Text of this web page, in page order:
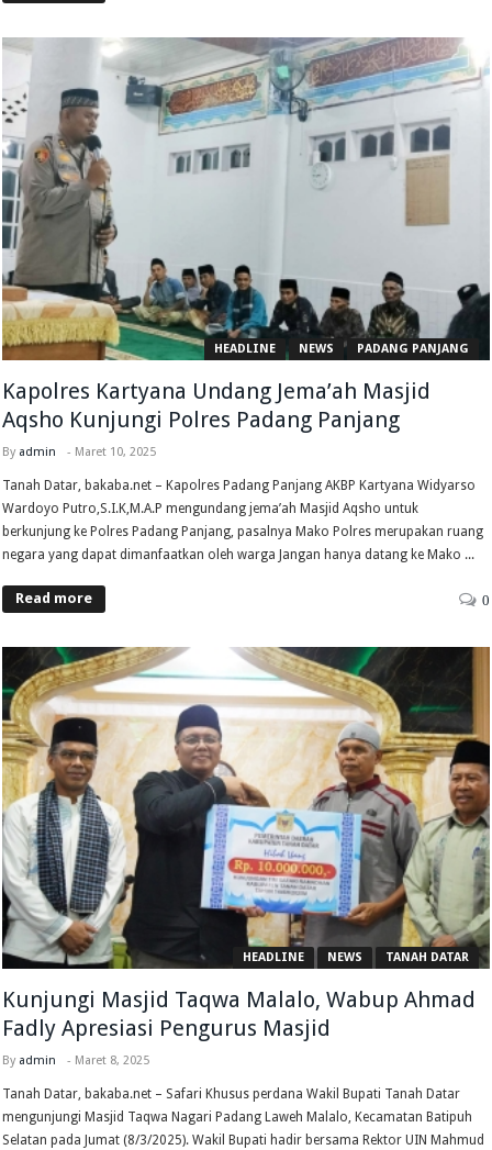
HEADLINE NEWS PADANG PANJANG
Kapolres Kartyana Undang Jema’ah Masjid
Aqsho Kunjungi Polres Padang Panjang
By admin - Maret 10, 2025
Tanah Datar, bakaba.net – Kapolres Padang Panjang AKBP Kartyana Widyarso
Wardoyo Putro,S.I.K,M.A.P mengundang jema’ah Masjid Aqsho untuk
berkunjung ke Polres Padang Panjang, pasalnya Mako Polres merupakan ruang
negara yang dapat dimanfaatkan oleh warga Jangan hanya datang ke Mako ...
Read more 0
HEADLINE NEWS TANAH DATAR
Kunjungi Masjid Taqwa Malalo, Wabup Ahmad
Fadly Apresiasi Pengurus Masjid
By admin - Maret 8, 2025
Tanah Datar, bakaba.net – Safari Khusus perdana Wakil Bupati Tanah Datar
mengunjungi Masjid Taqwa Nagari Padang Laweh Malalo, Kecamatan Batipuh
Selatan pada Jumat (8/3/2025). Wakil Bupati hadir bersama Rektor UIN Mahmud